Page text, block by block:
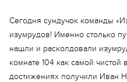
Еще
Сегодня сундучок команды
изумрудов! Именно столько
нашли и расколдовали
комнате 104 как самой
достижениях получили Иван